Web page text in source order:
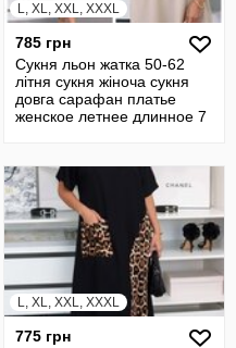
L, XL, XXL, XXXL
785 грн
Сукня льон жатка 50-62
літня сукня жіноча сукня
довга сарафан платье
женское летнее длинное 7
L, XL, XXL, XXXL
775 грн